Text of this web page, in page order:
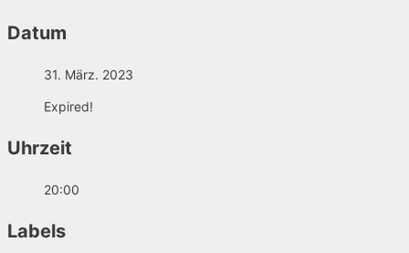
Datum
31. März. 2023
Expired!
Uhrzeit
20:00
Labels